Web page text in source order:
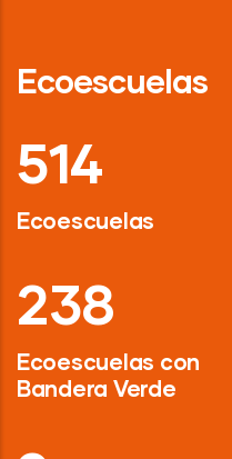
Ecoescuelas
718
Ecoescuelas
326
Ecoescuelas con
Bandera Verde